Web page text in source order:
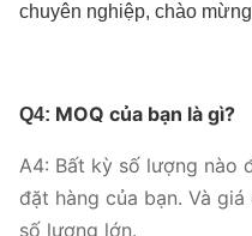
chuyên nghiệp, chào
Q4: MOQ của bạn là gì?
A4: Bất kỳ số lượng nào
đặt hàng của bạn. Và
số lượng lớn.